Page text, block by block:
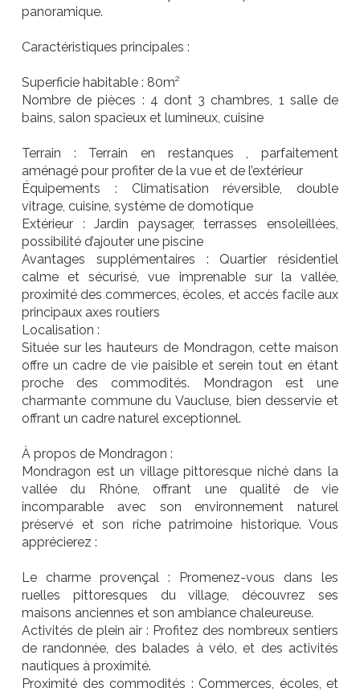
panoramique.
Caractéristiques principales :
Superficie habitable : 80m²
Nombre de pièces : 4 dont 3 chambres, 1 salle de
bains, salon spacieux et lumineux, cuisine
Terrain : Terrain en restanques , parfaitement
aménagé pour profiter de la vue et de l’extérieur
Équipements : Climatisation réversible, double
vitrage, cuisine, système de domotique
Extérieur : Jardin paysager, terrasses ensoleillées,
possibilité d’ajouter une piscine
Avantages supplémentaires : Quartier résidentiel
calme et sécurisé, vue imprenable sur la vallée,
proximité des commerces, écoles, et accès facile aux
principaux axes routiers
Localisation :
Située sur les hauteurs de Mondragon, cette maison
offre un cadre de vie paisible et serein tout en étant
proche des commodités. Mondragon est une
charmante commune du Vaucluse, bien desservie et
offrant un cadre naturel exceptionnel.
À propos de Mondragon :
Mondragon est un village pittoresque niché dans la
vallée du Rhône, offrant une qualité de vie
incomparable avec son environnement naturel
préservé et son riche patrimoine historique. Vous
apprécierez :
Le charme provençal : Promenez-vous dans les
ruelles pittoresques du village, découvrez ses
maisons anciennes et son ambiance chaleureuse.
Activités de plein air : Profitez des nombreux sentiers
de randonnée, des balades à vélo, et des activités
nautiques à proximité.
Proximité des commodités : Commerces, écoles, et